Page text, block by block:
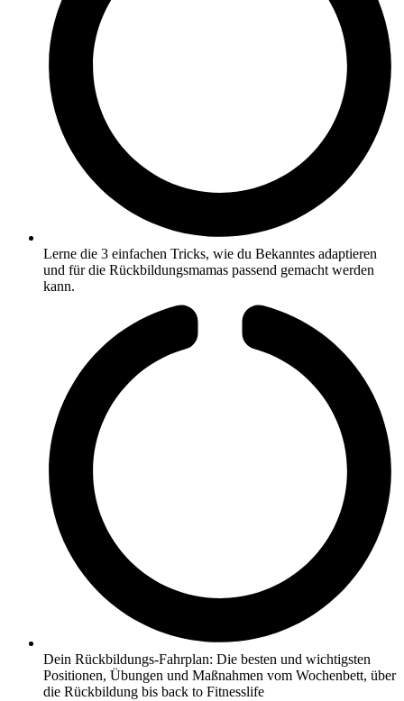
Lerne die 3 einfachen Tricks, wie du Bekanntes adaptieren
und für die Rückbildungsmamas passend gemacht werden
kann.
Dein Rückbildungs-Fahrplan: Die besten und wichtigsten
Positionen, Übungen und Maßnahmen vom Wochenbett, über
die Rückbildung bis back to Fitnesslife